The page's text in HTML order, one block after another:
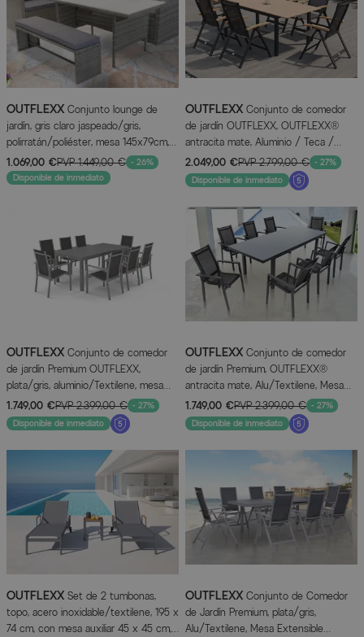
OUTFLEXX Conjunto lounge de
jardín, gris claro jaspeado/gris,
polirratán/poliéster, mesa 145x79cm, 4
piezas, 7 pers, incl. cojines
1.069,00 €PVP1.449,00 € - 26%
Disponible de inmediato
OUTFLEXX Conjunto de comedor
de jardín OUTFLEXX, OUTFLEXX®
antracita mate, Aluminio / Teca /
Textil, Mesa 150/210x90cm, 6 sillas
plegables
2.049,00 €PVP2.799,00 € - 27%
Disponible de inmediato
OUTFLEXX Conjunto de comedor
de jardín Premium OUTFLEXX,
plata/gris, aluminio/Textilene, mesa
extensible 180/240 x 100 cm, 8 sillas
apilables
1.749,00 €PVP2.399,00 € - 27%
Disponible de inmediato
OUTFLEXX Conjunto de comedor
de jardín Premium, OUTFLEXX®
antracita mate, Alu/Textilene, Mesa
180/240x100cm, 8 Sillas apilables
1.749,00 €PVP2.399,00 € - 27%
Disponible de inmediato
OUTFLEXX Set de 2 tumbonas,
topo, acero inoxidable/textilene, 195 x
74 cm, con mesa auxiliar 45 x 45 cm,
OUTFLEXX Conjunto de Comedor
de Jardín Premium, plata/gris,
Alu/Textilene, Mesa Extensible